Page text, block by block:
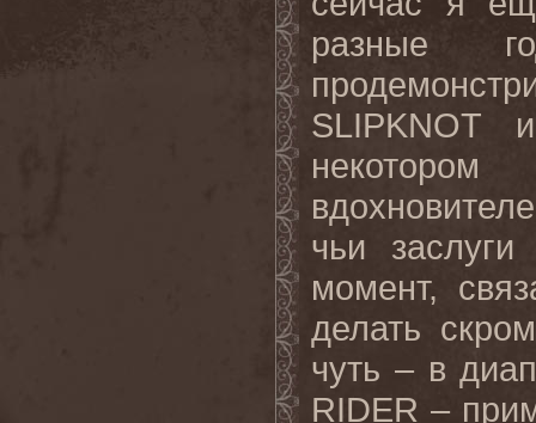
разные
SLIPKNOT
чьи
момент,
делать
чуть – в
RIDER –